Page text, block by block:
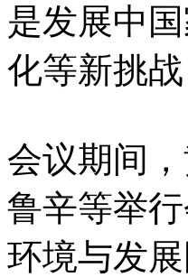
是发展中
化等新挑
会议期间
鲁辛等举
环境与发